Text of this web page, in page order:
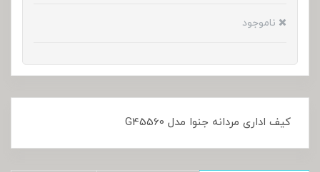
ناموجود
کیف اداری مردانه جنوا مدل G45560